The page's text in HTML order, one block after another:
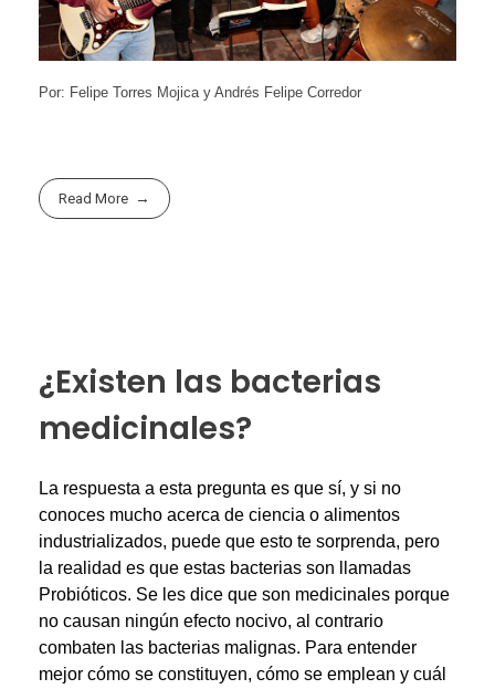
Por: Felipe Torres Mojica y Andrés Felipe Corredor
Read More
¿Existen las bacterias
medicinales?
La respuesta a esta pregunta es que sí, y si no
conoces mucho acerca de ciencia o alimentos
industrializados, puede que esto te sorprenda, pero
la realidad es que estas bacterias son llamadas
Probióticos. Se les dice que son medicinales porque
no causan ningún efecto nocivo, al contrario
combaten las bacterias malignas. Para entender
mejor cómo se constituyen, cómo se emplean y cuál